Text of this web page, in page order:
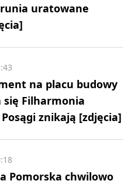
uratowane
na placu budowy
się Filharmonia
znikają [zdjęcia]
Pomorska chwilowo